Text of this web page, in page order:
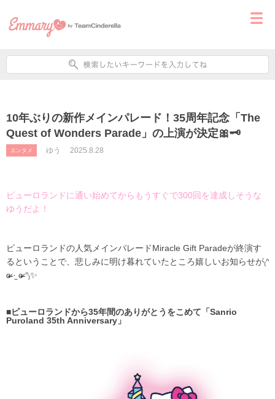
10年ぶりの新作メインパレード！35周年記念「The
Quest of Wonders Parade」の上演が決定🎀🗝
エンタメ ゆう 2025.8.28
ピューロランドに通い始めてからもうすぐで300回を達成しそうな
ゆうだよ！
ピューロランドの人気メインパレードMiracle Gift Paradeが終演す
るということで、悲しみに明け暮れていたところ嬉しいお知らせが₍ᐢ
ɞ̴̶̷ ·̫ ɞ̴̶̷ ᐢ₎✨
■ピューロランドから35年間のありがとうをこめて「Sanrio
Puroland 35th Anniversary」